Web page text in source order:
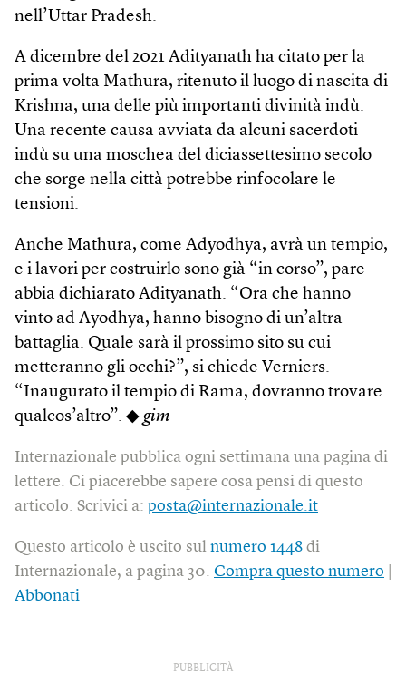
nell’Uttar Pradesh.
A dicembre del 2021 Adityanath ha citato per la
prima volta Mathura, ritenuto il luogo di nascita di
Krishna, una delle più importanti divinità indù.
Una recente causa avviata da alcuni sacerdoti
indù su una moschea del diciassettesimo secolo
che sorge nella città potrebbe rinfocolare le
tensioni.
Anche Mathura, come Adyodhya, avrà un tempio,
e i lavori per costruirlo sono già “in corso”, pare
abbia dichiarato Adityanath. “Ora che hanno
vinto ad Ayodhya, hanno bisogno di un’altra
battaglia. Quale sarà il prossimo sito su cui
metteranno gli occhi?”, si chiede Verniers.
“Inaugurato il tempio di Rama, dovranno trovare
qualcos’altro”. ◆ gim
Internazionale pubblica ogni settimana una pagina di
lettere. Ci piacerebbe sapere cosa pensi di questo
articolo. Scrivici a: posta@internazionale.it
Questo articolo è uscito sul numero 1448 di
Internazionale, a pagina 30. Compra questo numero
Abbonati
PUBBLICITÀ